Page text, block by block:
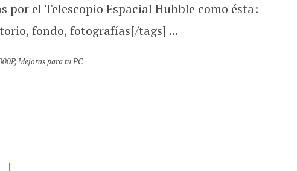
por el Telescopio Espacial Hubble como ésta:
fondo, fotografías[/tags] ...
,Mejoras para tu PC